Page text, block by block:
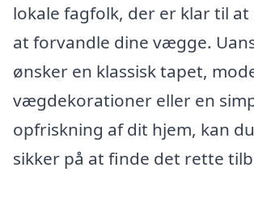
lokale fagfolk, der er klar til
at forvandle dine vægge.
ønsker en klassisk tapet,
vægdekorationer eller en
opfriskning af dit hjem, kan
sikker på at finde det rette